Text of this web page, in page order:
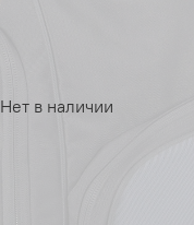
Нет в наличии